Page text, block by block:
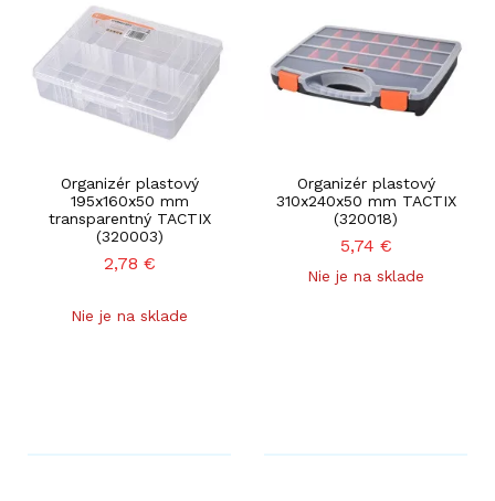
Organizér plastový
195x160x50 mm
transparentný TACTIX
(320003)
2,78 €
Nie je na sklade
Organizér plastový
310x240x50 mm TACTIX
(320018)
5,74 €
Nie je na sklade